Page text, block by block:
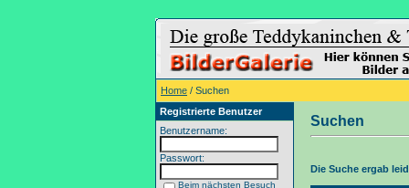
Home / Suchen
Registrierte Benutzer
Benutzername:
Passwort:
Beim nächsten Besuch
Suchen
Die Suche ergab